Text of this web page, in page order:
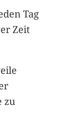
Tag
Zeit
zu